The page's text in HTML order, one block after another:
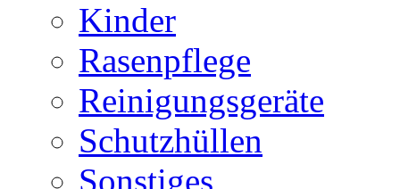
Kinder
Rasenpflege
Reinigungsgeräte
Schutzhüllen
Sonstiges